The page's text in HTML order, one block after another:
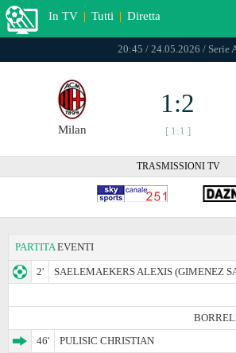
In TV | Tutti | Diretta
20:45 / 24.05.2026 / Serie
Milan
1:2
[ 1:1 ]
TRASMISSIONI TV
PARTITA EVENTI
2'
SAELEMAEKERS ALEXIS (GIMENEZ
46'
PULISIC CHRISTIAN